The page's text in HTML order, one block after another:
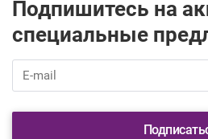
Подпишитесь на
специальные